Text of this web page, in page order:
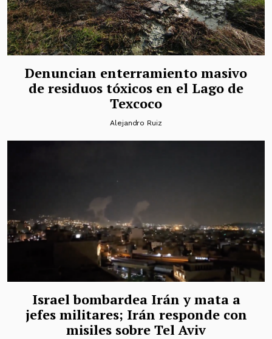
Denuncian enterramiento masivo
de residuos tóxicos en el Lago de
Texcoco
Alejandro Ruiz
Israel bombardea Irán y mata a
jefes militares; Irán responde con
misiles sobre Tel Aviv